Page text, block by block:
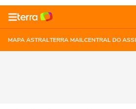
MAPA ASTRALTERRA MAILCENTRAL DO